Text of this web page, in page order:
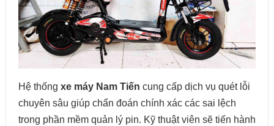
Hệ thống xe máy Nam Tiến cung cấp dịch vụ quét lỗi
chuyên sâu giúp chẩn đoán chính xác các sai lệch
trong phần mềm quản lý pin. Kỹ thuật viên sẽ tiến hành